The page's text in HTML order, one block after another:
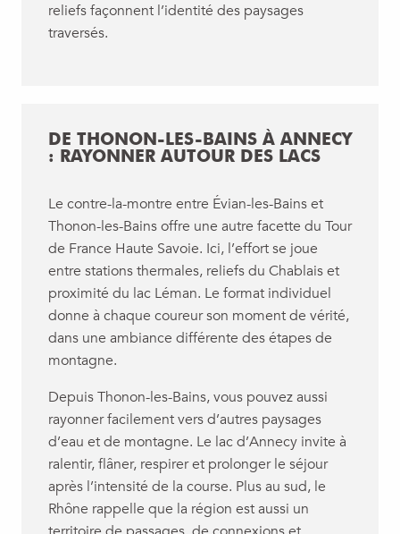
reliefs façonnent l’identité des paysages
traversés.
DE THONON-LES-BAINS À ANNECY
: RAYONNER AUTOUR DES LACS
Le contre-la-montre entre Évian-les-Bains et
Thonon-les-Bains offre une autre facette du Tour
de France Haute Savoie. Ici, l’effort se joue
entre stations thermales, reliefs du Chablais et
proximité du lac Léman. Le format individuel
donne à chaque coureur son moment de vérité,
dans une ambiance différente des étapes de
montagne.
Depuis Thonon-les-Bains, vous pouvez aussi
rayonner facilement vers d’autres paysages
d’eau et de montagne. Le lac d’Annecy invite à
ralentir, flâner, respirer et prolonger le séjour
après l’intensité de la course. Plus au sud, le
Rhône rappelle que la région est aussi un